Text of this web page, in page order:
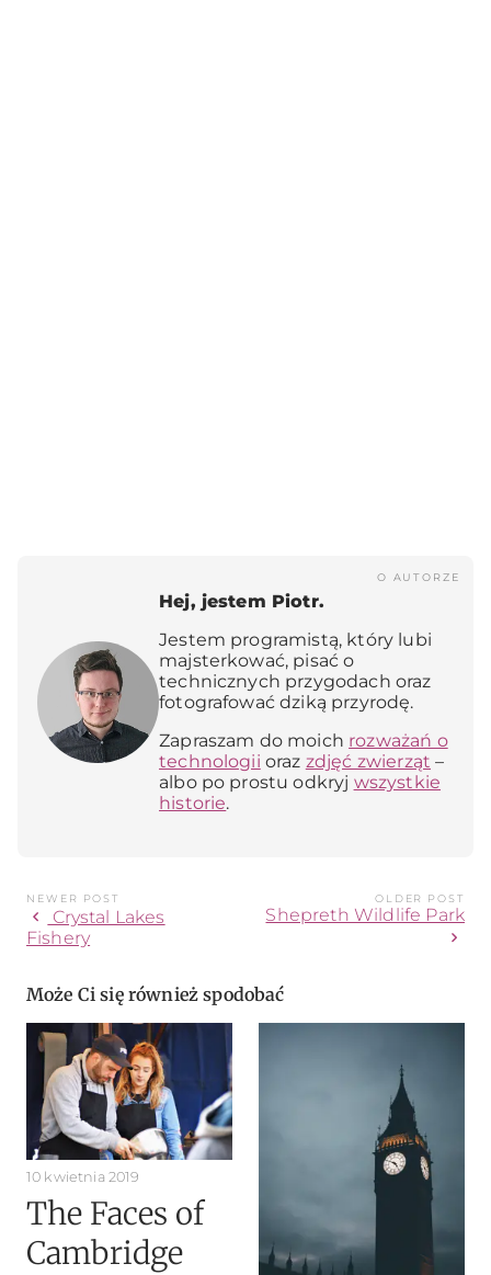
O AUTORZE
Hej, jestem Piotr.
Jestem programistą, który lubi
majsterkować, pisać o
technicznych przygodach oraz
fotografować dziką przyrodę.
Zapraszam do moich rozważań o
technologii oraz zdjęć zwierząt –
albo po prostu odkryj wszystkie
historie.
NEWER POST
chevron_left
Crystal Lakes
Fishery
OLDER POST
Shepreth Wildlife Park
chevron_right
Może Ci się również spodobać
10 kwietnia 2019
The Faces of
Cambridge